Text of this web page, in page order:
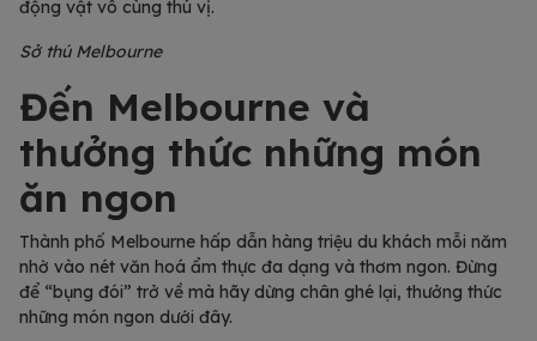
động vật vô cùng thú vị.
Sở thú Melbourne
Đến Melbourne và
thưởng thức những món
ăn ngon
Thành phố Melbourne hấp dẫn hàng triệu du khách mỗi năm
nhờ vào nét văn hoá ẩm thực đa dạng và thơm ngon. Đừng
để “bụng đói” trở về mà hãy dừng chân ghé lại, thưởng thức
những món ngon dưới đây.